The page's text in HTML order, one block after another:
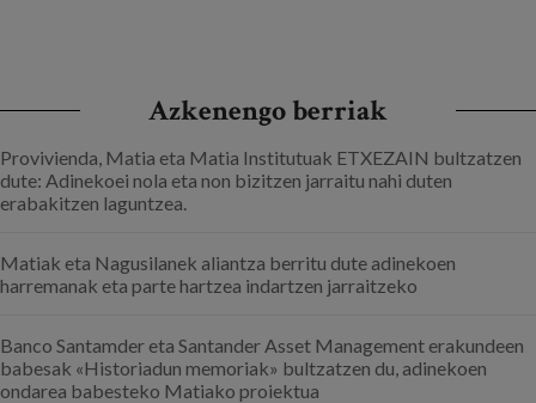
Azkenengo berriak
Provivienda, Matia eta Matia Institutuak ETXEZAIN bultzatzen
dute: Adinekoei nola eta non bizitzen jarraitu nahi duten
erabakitzen laguntzea.
Matiak eta Nagusilanek aliantza berritu dute adinekoen
harremanak eta parte hartzea indartzen jarraitzeko
Banco Santamder eta Santander Asset Management erakundeen
babesak «Historiadun memoriak» bultzatzen du, adinekoen
ondarea babesteko Matiako proiektua